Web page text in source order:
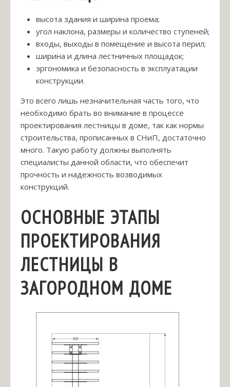
высота здания и ширина проема;
угол наклона, размеры и количество ступеней;
входы, выходы в помещение и высота перил;
ширина и длина лестничных площадок;
эргономика и безопасность в эксплуатации
конструкции.
Это всего лишь незначительная часть того, что
необходимо брать во внимание в процессе
проектирования лестницы в доме, так как нормы
строительства, прописанных в СНиП, достаточно
много. Такую работу должны выполнять
специалисты данной области, что обеспечит
прочность и надежность возводимых
конструкций.
ОСНОВНЫЕ ЭТАПЫ
ПРОЕКТИРОВАНИЯ
ЛЕСТНИЦЫ В
ЗАГОРОДНОМ ДОМЕ